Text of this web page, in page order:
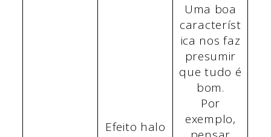
Efeito halo
Uma boa
característ
ica nos faz
presumir
que tudo é
bom.
Por
exemplo,